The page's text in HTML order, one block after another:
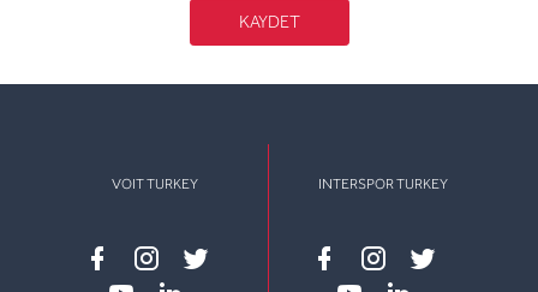
KAYDET
VOIT TURKEY INTERSPOR TURKEY